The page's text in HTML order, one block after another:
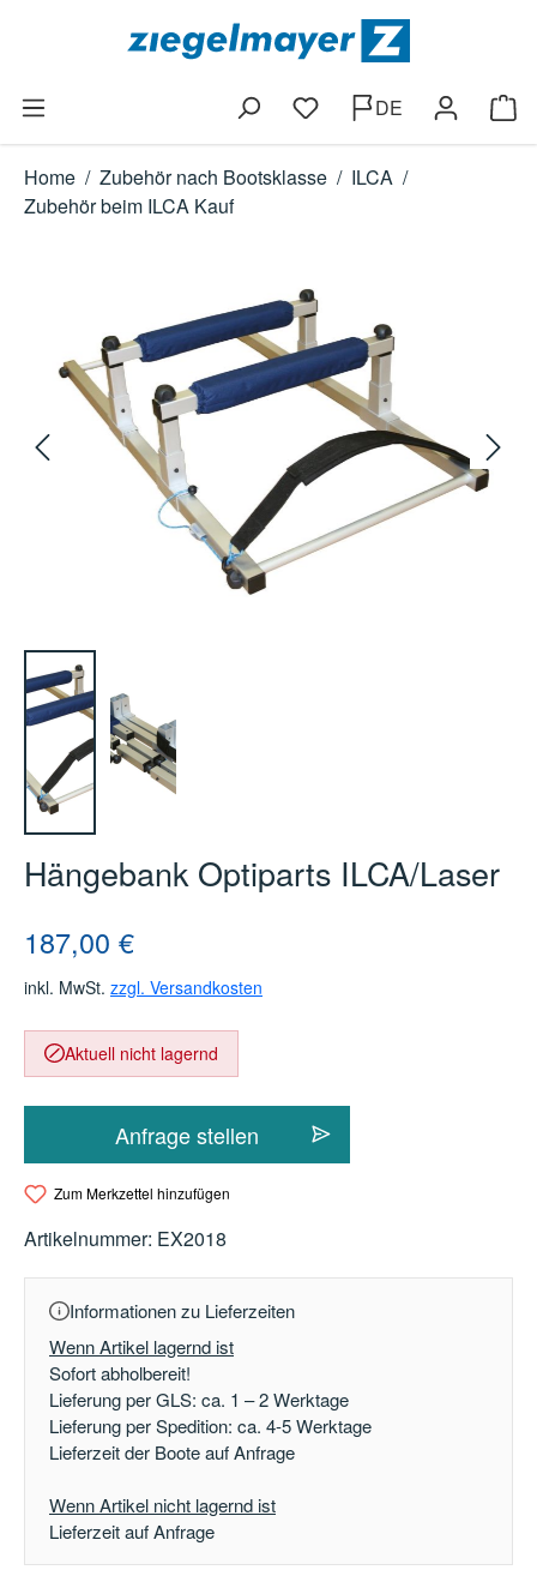
Zum Hauptinhalt springen
Du hast 0 Produkte auf
DE
Home / Zubehör nach Bootsklasse / ILCA /
Zubehör beim ILCA Kauf
Hängebank Optiparts ILCA/Laser
Regulärer Preis:
187,00 €
inkl. MwSt. zzgl. Versandkosten
Aktuell nicht lagernd
Anfrage stellen
Zum Merkzettel hinzufügen
Artikelnummer: EX2018
Informationen zu Lieferzeiten
Wenn Artikel lagernd ist
Sofort abholbereit!
Lieferung per GLS: ca. 1 – 2 Werktage
Lieferung per Spedition: ca. 4-5 Werktage
Lieferzeit der Boote auf Anfrage
Wenn Artikel nicht lagernd ist
Lieferzeit auf Anfrage